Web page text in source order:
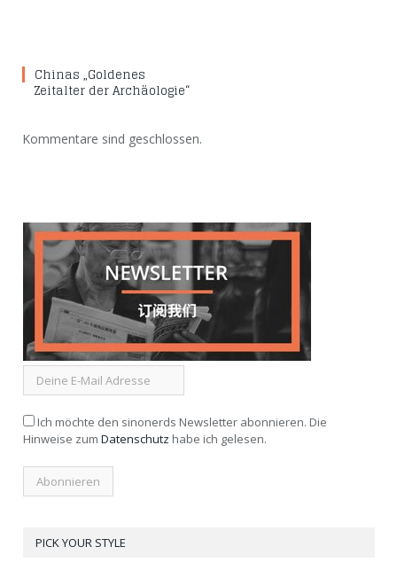
Chinas „Goldenes
Zeitalter der Archäologie“
Kommentare sind geschlossen.
Ich möchte den sinonerds Newsletter abonnieren. Die
Hinweise zum Datenschutz habe ich gelesen.
PICK YOUR STYLE